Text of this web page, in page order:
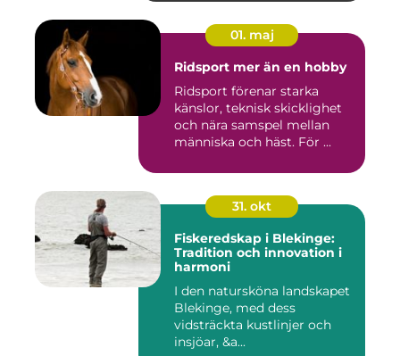
01. maj
Ridsport mer än en hobby
Ridsport förenar starka
känslor, teknisk skicklighet
och nära samspel mellan
människa och häst. För ...
31. okt
Fiskeredskap i Blekinge:
Tradition och innovation i
harmoni
I den natursköna landskapet
Blekinge, med dess
vidsträckta kustlinjer och
insjöar, &a...